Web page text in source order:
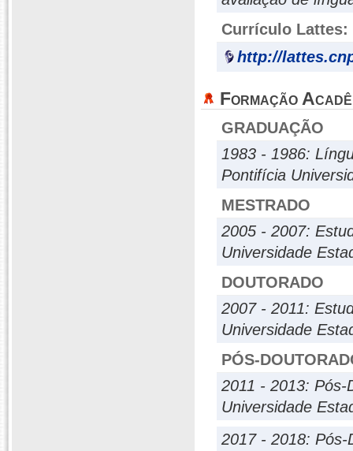
Currículo Lattes:
http://
Formação
GRADUAÇÃO
1983 - 1986:
Pontifícia
MESTRADO
2005 - 2007:
Universidade
DOUTORADO
2007 - 2011:
Universidade
PÓS-
2011 - 2013: Pós-
Universidade
2017 - 2018: Pós-